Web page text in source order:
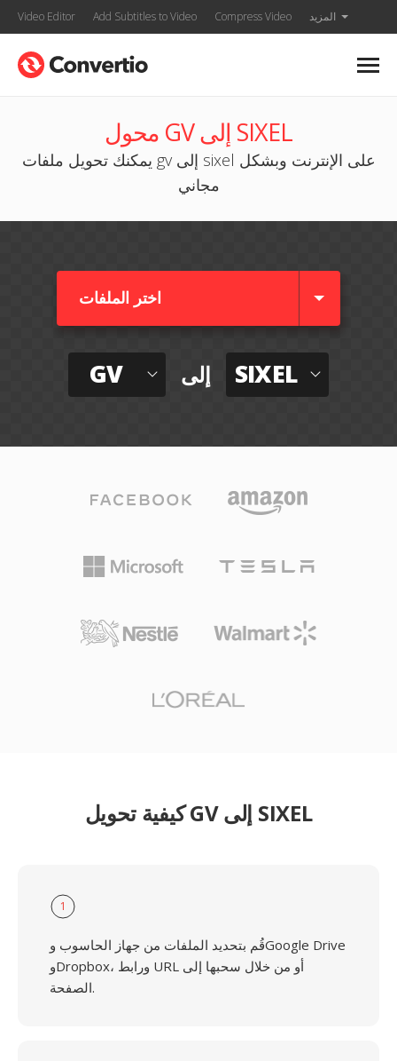
Video Editor Add Subtitles to Video Compress Video المزيد
محول GV إلى SIXEL
يمكنك تحويل ملفات gv إلى sixel على الإنترنت وبشكل
مجاني
اختر الملفات
GV إلى SIXEL
كيفية تحويل GV إلى SIXEL
1
قُم بتحديد الملفات من جهاز الحاسوب وGoogle Drive
وDropbox، ورابط URL أو من خلال سحبها إلى
الصفحة.